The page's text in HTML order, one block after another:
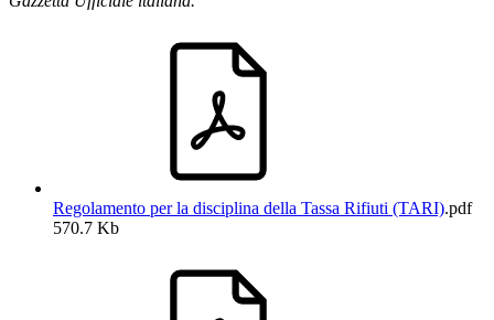
Regolamento per la disciplina della Tassa Rifiuti (TARI).pdf
570.7 Kb